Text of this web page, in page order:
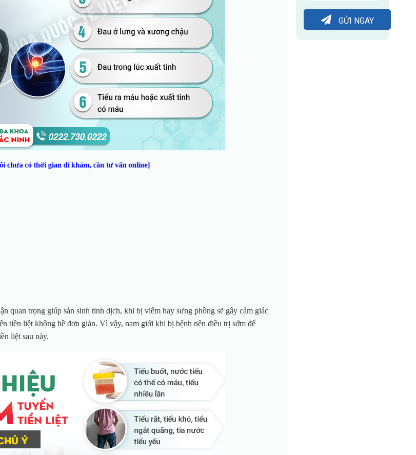
chưa có thời gian đi khám, cần tư vấn online]
quan trọng giúp sản sinh tinh dịch, khi bị viêm hay sưng phồng sẽ gây cảm giác
tiền liệt không hề đơn giản. Vì vậy, nam giới khi bị bệnh nên điều trị sớm để
liệt sau này.
GỬI NGAY